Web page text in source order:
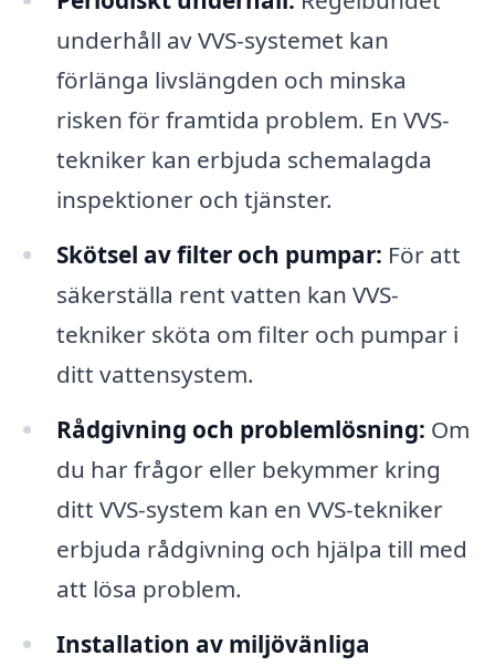
underhåll av VVS-systemet kan
förlänga livslängden och minska
risken för framtida problem. En VVS-
tekniker kan erbjuda schemalagda
inspektioner och tjänster.
Skötsel av filter och pumpar: För att
säkerställa rent vatten kan VVS-
tekniker sköta om filter och pumpar i
ditt vattensystem.
Rådgivning och problemlösning: Om
du har frågor eller bekymmer kring
ditt VVS-system kan en VVS-tekniker
erbjuda rådgivning och hjälpa till med
att lösa problem.
Installation av miljövänliga